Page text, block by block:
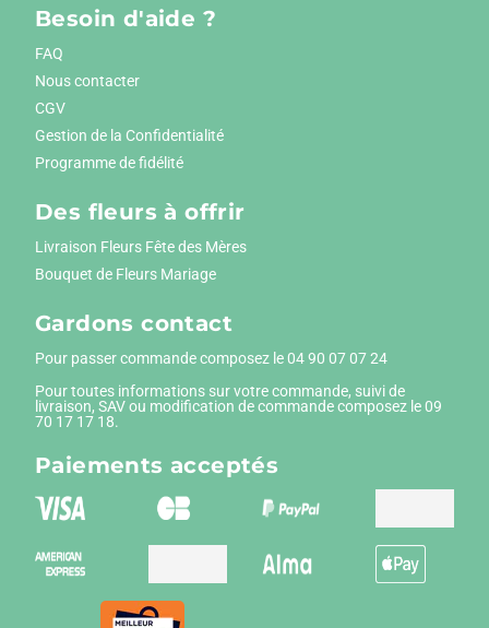
Besoin d'aide ?
FAQ
Nous contacter
CGV
Gestion de la Confidentialité
Programme de fidélité
Des fleurs à offrir
Livraison Fleurs Fête des Mères
Bouquet de Fleurs Mariage
Gardons contact
Pour passer commande composez le04 90 07 07 24
Pour toutes informations sur votre commande, suivi de
livraison, SAV ou modification de commande composez le 09
70 17 17 18.
Paiements acceptés